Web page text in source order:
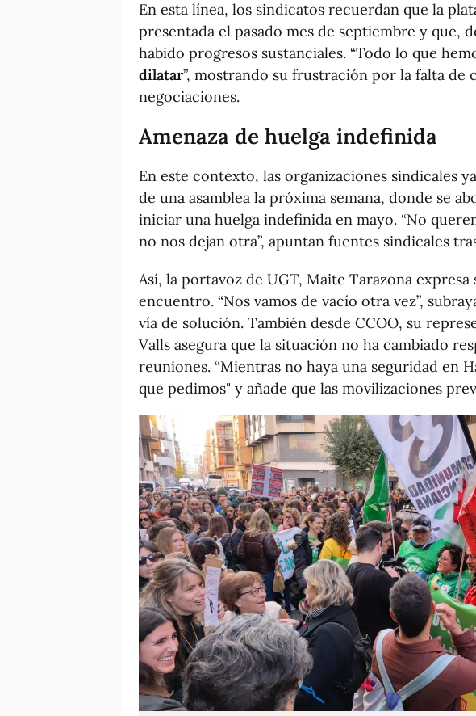
En esta línea, los sindicatos recuerdan que la
presentada el pasado mes de septiembre y que,
habido progresos sustanciales. “Todo lo que
dilatar”, mostrando su frustración por la falta de
negociaciones.
Amenaza de huelga indefinida
En este contexto, las organizaciones sindicales
de una asamblea la próxima semana, donde se
iniciar una huelga indefinida en mayo. “No
no nos dejan otra”, apuntan fuentes sindicales
Así, la portavoz de UGT, Maite Tarazona
encuentro. “Nos vamos de vacío otra vez”,
vía de solución. También desde CCOO, su
Valls asegura que la situación no ha cambiado
reuniones. “Mientras no haya una seguridad en
que pedimos" y añade que las movilizaciones